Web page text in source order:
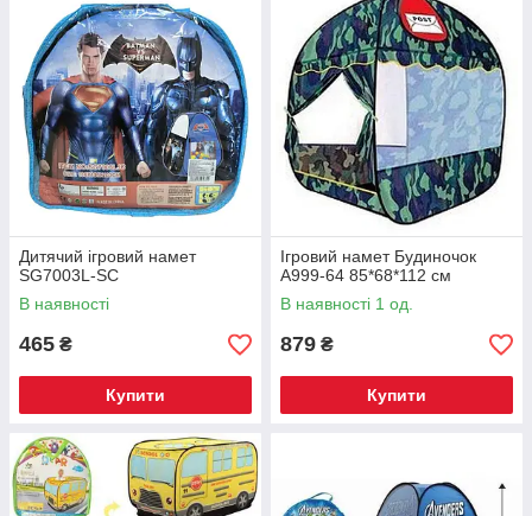
Дитячий ігровий намет
SG7003L-SC
В наявності
465 ₴
Купити
Ігровий намет Будиночок
А999-64 85*68*112 см
В наявності 1 од.
879 ₴
Купити